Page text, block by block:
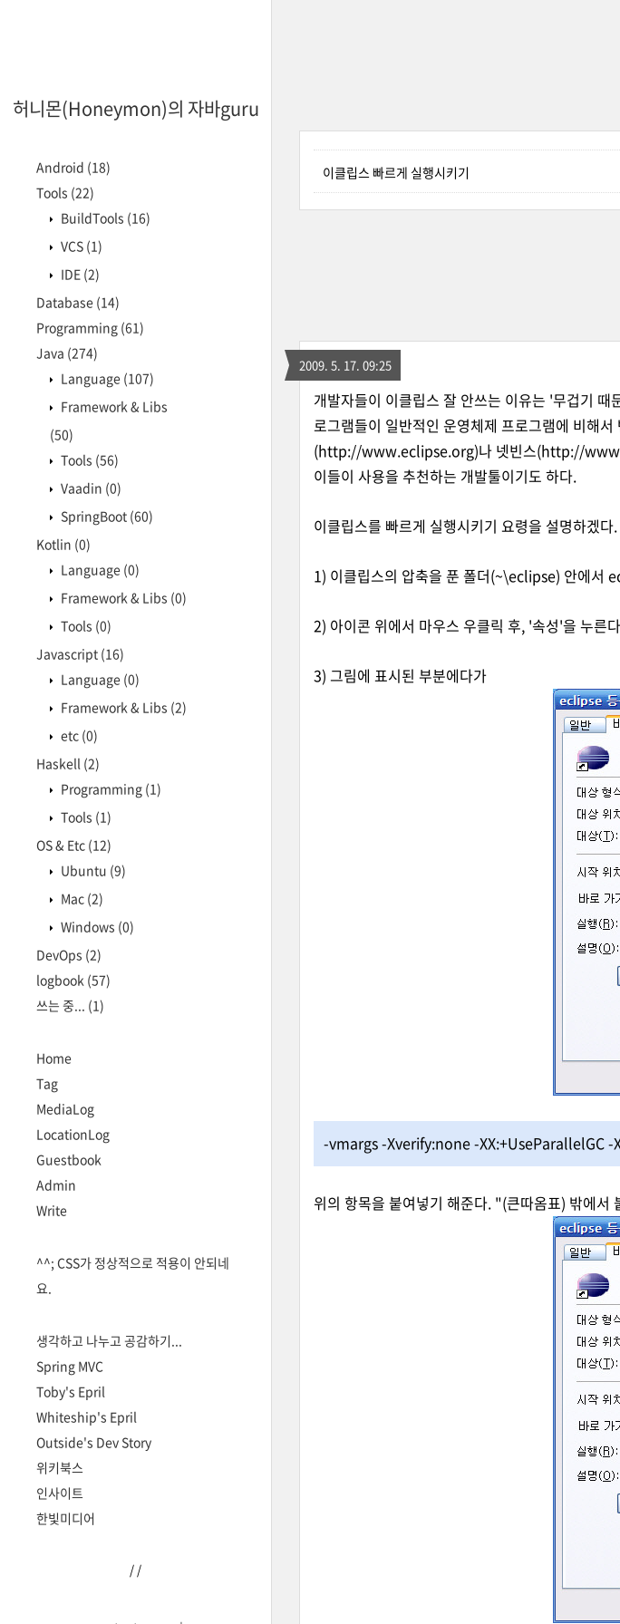
허니몬(Honeymon)의 자바guru
Android (18)
Tools (22)
BuildTools (16)
VCS (1)
IDE (2)
Database (14)
Programming (61)
Java (274)
Language (107)
Framework & Libs
(50)
Tools (56)
Vaadin (0)
SpringBoot (60)
Kotlin (0)
Language (0)
Framework & Libs (0)
Tools (0)
Javascript (16)
Language (0)
Framework & Libs (2)
etc (0)
Haskell (2)
Programming (1)
Tools (1)
OS & Etc (12)
Ubuntu (9)
Mac (2)
Windows (0)
DevOps (2)
logbook (57)
쓰는 중... (1)
Home
Tag
MediaLog
LocationLog
Guestbook
Admin
Write
^^; CSS가 정상적으로 적용이 안되네
요.
생각하고 나누고 공감하기...
Spring MVC
Toby's Epril
Whiteship's Epril
Outside's Dev Story
위키북스
인사이트
한빛미디어
/ /
이클립스 빠르게 실행시키기
2009. 5. 17. 09:25
개발자들이 이클립스 잘 안쓰는 이유는 '무겁기
로그램들이 일반적인 운영체제 프로그램에 비해
(http://www.eclipse.org)나 넷빈스(http://
이들이 사용을 추천하는 개발툴이기도 하다.
이클립스를 빠르게 실행시키기 요령을 설명하겠다.
1) 이클립스의 압축을 푼 폴더(~\eclipse) 안에서
2) 아이콘 위에서 마우스 우클릭 후, '속성'을 누른
3) 그림에 표시된 부분에다가
-vmargs -Xverify:none -XX:+UseParallelGC
위의 항목을 붙여넣기 해준다. "(큰따옴표) 밖에서